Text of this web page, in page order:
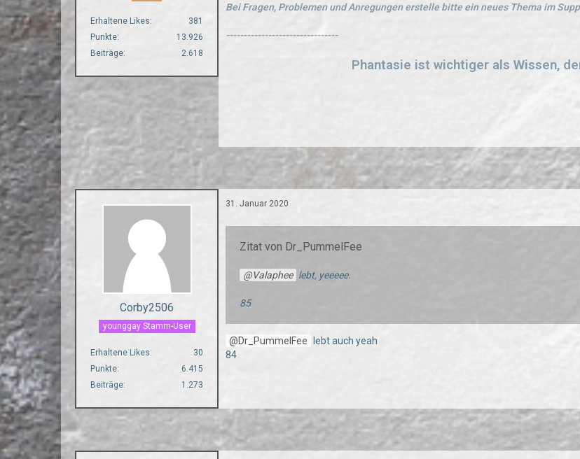
Erhaltene Likes
381
Punkte
13.926
Beiträge
2.618
Bei Fragen, Problemen und Anregungen erstelle bitte ein neues Thema im
--------------------------------
Phantasie ist wichtiger als Wissen,
Corby2506
younggay Stamm-User
Erhaltene Likes
30
Punkte
6.415
Beiträge
1.273
31. Januar 2020
Zitat von Dr_PummelFee
Valaphee lebt, yeeeee.
85
Dr_PummelFee
lebt auch yeah
84